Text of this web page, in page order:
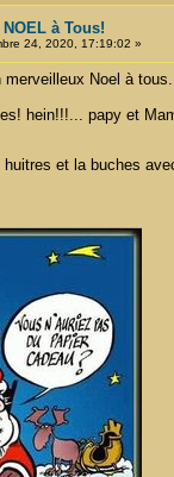
à Tous!
24, 2020, 17:19:02 »
merveilleux Noel à
hein!!!... papy et
huitres et la buches